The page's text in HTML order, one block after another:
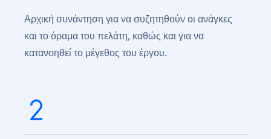
Αρχική συνάντηση για να συζητηθούν οι ανάγκες
και το όραμα του πελάτη, καθώς και για να
κατανοηθεί το μέγεθος του έργου.